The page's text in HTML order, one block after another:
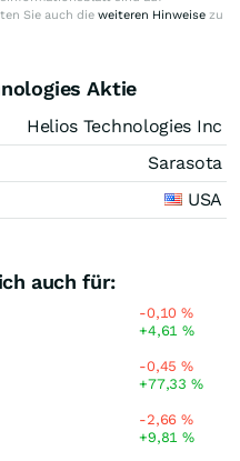
Sie auch die weiteren Hinweise zu
Aktie
Helios Technologies Inc
Sarasota
USA
auch für:
-0,10%
+4,61%
-0,45%
+77,33%
-2,66%
+9,81%